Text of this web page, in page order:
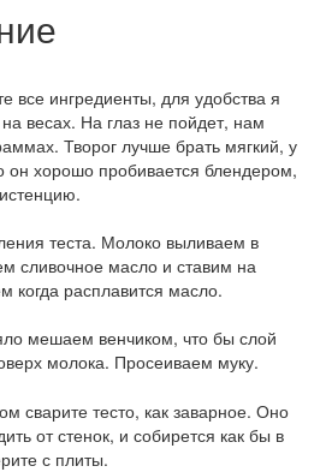
все ингредиенты, для удобства я
весах. На глаз не пойдет, нам
Творог лучше брать мягкий, у
он хорошо пробивается блендером,
теста. Молоко выливаем в
сливочное масло и ставим на
когда расплавится масло.
мешаем венчиком, что бы слой
молока. Просеиваем муку.
сварите тесто, как заварное. Оно
от стенок, и собирется как бы в
с плиты.